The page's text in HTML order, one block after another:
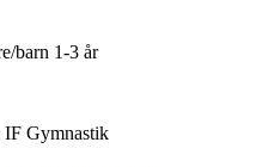
barn 1-3 år
IF Gymnastik